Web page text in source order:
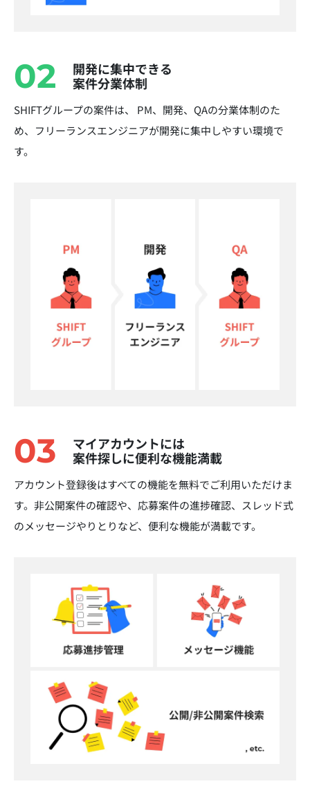
02
開発に集中できる
案件分業体制
SHIFTグループの案件は、 PM、開発、QAの分業体制のた
め、フリーランスエンジニアが開発に集中しやすい環境で
す。
03
マイアカウントには
案件探しに便利な機能満載
アカウント登録後はすべての機能を無料でご利用いただけま
す。非公開案件の確認や、応募案件の進捗確認、スレッド式
のメッセージやりとりなど、便利な機能が満載です。